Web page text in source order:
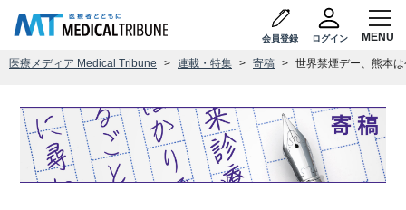
会員登録 ログイン
医療メディア Medical Tribune 連載・特集 寄稿 世界禁煙デー、熊本